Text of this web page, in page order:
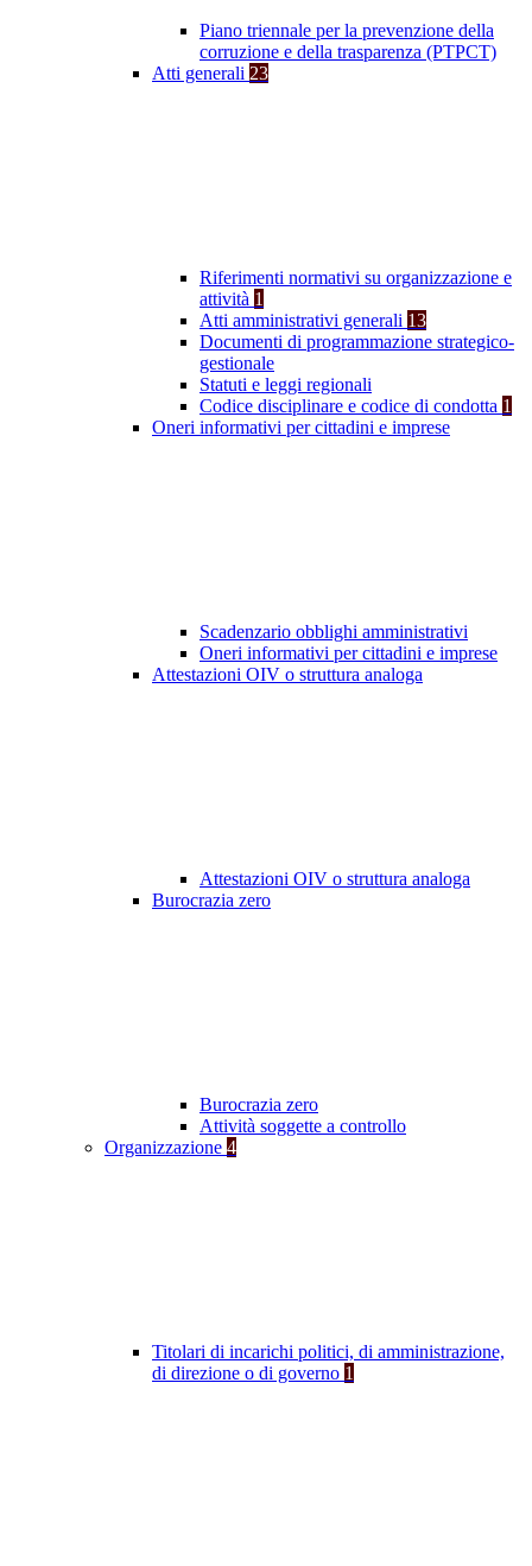
Piano triennale per la prevenzione della
corruzione e della trasparenza (PTPCT)
Atti generali 23
Riferimenti normativi su organizzazione e
attività 1
Atti amministrativi generali 13
Documenti di programmazione strategico-
gestionale
Statuti e leggi regionali
Codice disciplinare e codice di condotta 1
Oneri informativi per cittadini e imprese
Scadenzario obblighi amministrativi
Oneri informativi per cittadini e imprese
Attestazioni OIV o struttura analoga
Attestazioni OIV o struttura analoga
Burocrazia zero
Burocrazia zero
Attività soggette a controllo
Organizzazione 4
Titolari di incarichi politici, di amministrazione,
di direzione o di governo 1